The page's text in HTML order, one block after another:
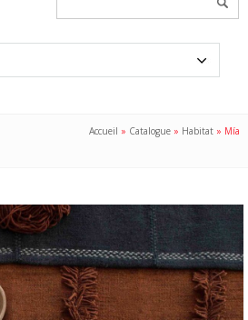
Accueil » Catalogue » Habitat » Mía